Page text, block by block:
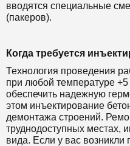
вводятся специальные
(пакеров).
Когда требуется
Технология проведения
при любой температуре
обеспечить надежную
этом инъектирование
демонтажа строений.
труднодоступных
вида. Если у вас